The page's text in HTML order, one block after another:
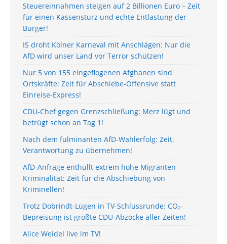
Steuereinnahmen steigen auf 2 Billionen Euro – Zeit
für einen Kassensturz und echte Entlastung der
Bürger!
IS droht Kölner Karneval mit Anschlägen: Nur die
AfD wird unser Land vor Terror schützen!
Nur 5 von 155 eingeflogenen Afghanen sind
Ortskräfte: Zeit für Abschiebe-Offensive statt
Einreise-Express!
CDU-Chef gegen Grenzschließung: Merz lügt und
betrügt schon an Tag 1!
Nach dem fulminanten AfD-Wahlerfolg: Zeit,
Verantwortung zu übernehmen!
AfD-Anfrage enthüllt extrem hohe Migranten-
Kriminalität: Zeit für die Abschiebung von
Kriminellen!
Trotz Dobrindt-Lügen in TV-Schlussrunde: CO₂-
Bepreisung ist größte CDU-Abzocke aller Zeiten!
Alice Weidel live im TV!